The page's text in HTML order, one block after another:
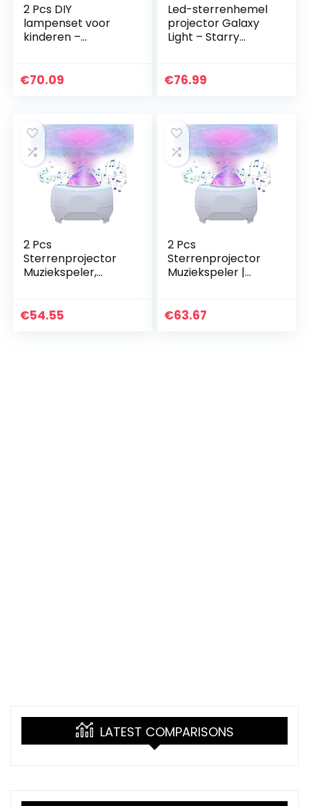
2 Pcs DIY
lampenset voor
kinderen –
je eigen nieuwigheid
€70.09
Led-sterrenhemel
projector Galaxy
Light – Starry
bluetooth-
€76.99
2 Pcs
Sterrenprojector
Muziekspeler,
draadloze
€54.55
2 Pcs
Sterrenprojector
Muziekspeler |
moderne
€63.67
LATEST COMPARISONS